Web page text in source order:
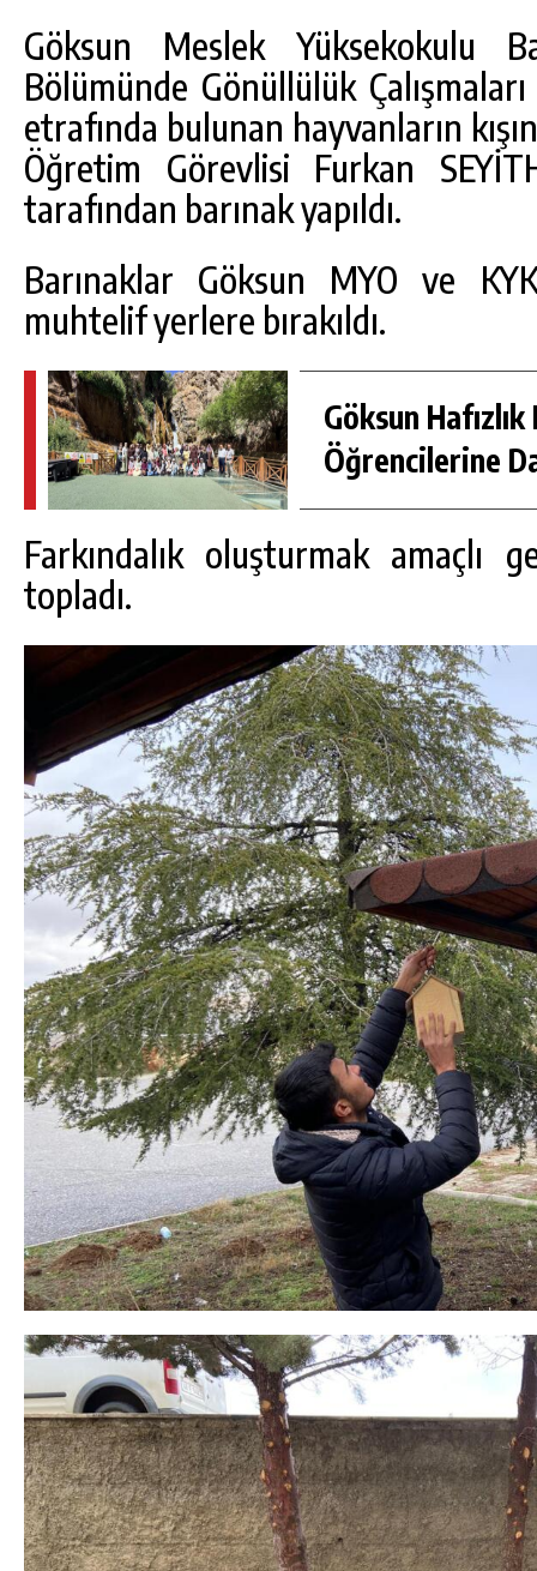
Göksun Meslek Yüksekokulu
Bölümünde Gönüllülük
etrafında bulunan hayvanların
Öğretim Görevlisi Furkan
tarafından barınak yapıldı.
Barınaklar Göksun MYO ve
muhtelif yerlere bırakıldı.
Göksun Hafızlık
Öğrencilerine
Farkındalık oluşturmak amaçlı
topladı.
GÖKSUN HAFIZLIK KIZ KUR’AN KURSU
ÖĞRENCILERINE DARENDE GEZISI.